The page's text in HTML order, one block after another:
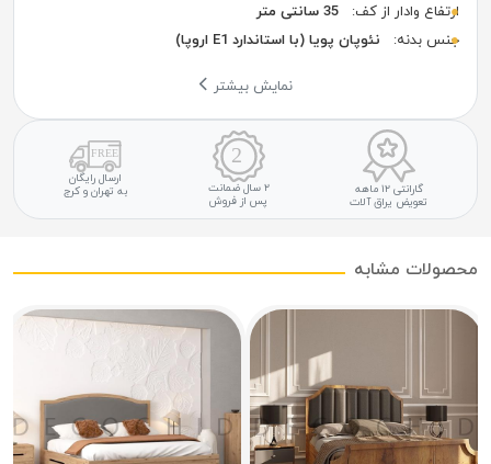
ارتفاع وادار از کف:
35 سانتی متر
جنس بدنه:
نئوپان پویا (با استاندارد E1 اروپا)
نمایش بیشتر
گارانتی ۱۲ ماهه
تعویض یراق آلات
۲ سال ضمانت
پس از فروش
ارسال رایگان
به تهران و کرج
محصولات مشابه